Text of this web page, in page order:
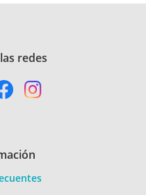
redes